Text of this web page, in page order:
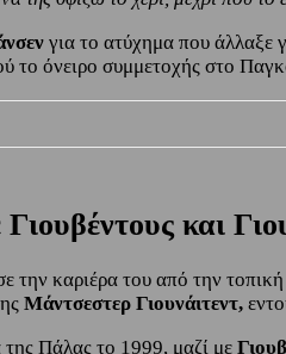
για το ατύχημα που άλλαξε
το όνειρο συμμετοχής στο
και
την καριέρα του από την
Μάντσεστερ Γιουνάιτεντ,
Πάλας το 1999, μαζί με